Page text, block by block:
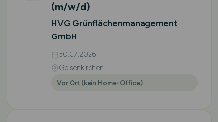
(m/w/d)
HVG Grünflächenmanagement
GmbH
30.07.2026
Gelsenkirchen
Vor Ort (kein Home-Office)